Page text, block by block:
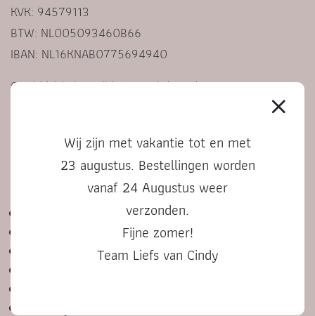
Wij zijn met vakantie tot en met
23 augustus. Bestellingen worden
vanaf 24 Augustus weer
verzonden.
Fijne zomer!
Team Liefs van Cindy
KVK: 94579113
BTW: NL005093460B66
IBAN: NL16KNAB0775694940
Gemiddelde levertijd 1-3 werkdagen*
*Bij gepersonaliseerde producten kan dit langer zijn
KLANTENSERVICE
Veelgestelde vragen
Algemene voorwaarden